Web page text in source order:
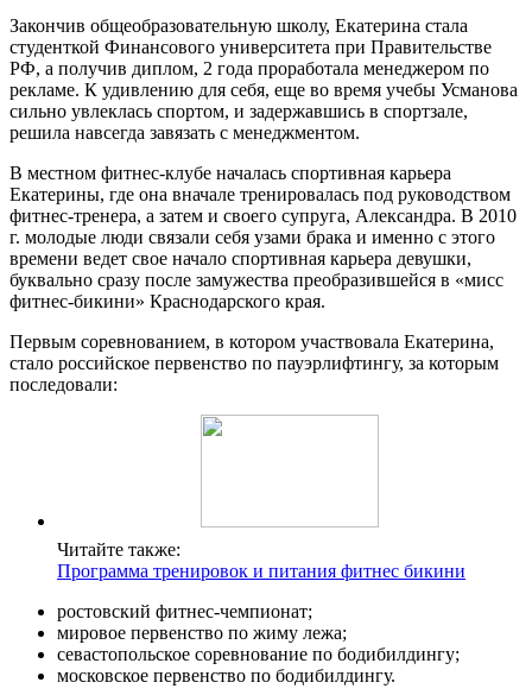
Закончив общеобразовательную школу, Екатерина стала
студенткой Финансового университета при Правительстве
РФ, а получив диплом, 2 года проработала менеджером по
рекламе. К удивлению для себя, еще во время учебы Усманова
сильно увлеклась спортом, и задержавшись в спортзале,
решила навсегда завязать с менеджментом.
В местном фитнес-клубе началась спортивная карьера
Екатерины, где она вначале тренировалась под руководством
фитнес-тренера, а затем и своего супруга, Александра. В 2010
г. молодые люди связали себя узами брака и именно с этого
времени ведет свое начало спортивная карьера девушки,
буквально сразу после замужества преобразившейся в «мисс
фитнес-бикини» Краснодарского края.
Первым соревнованием, в котором участвовала Екатерина,
стало российское первенство по пауэрлифтингу, за которым
последовали:
Читайте также:
Программа тренировок и питания фитнес бикини
ростовский фитнес-чемпионат;
мировое первенство по жиму лежа;
севастопольское соревнование по бодибилдингу;
московское первенство по бодибилдингу.